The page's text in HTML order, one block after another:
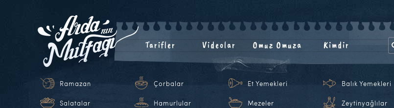
Tarifler Videolar Omuz Omuza Kimdir
Ramazan Çorbalar Et Yemekleri Balık Yemekleri
Salatalar Hamurlular Mezeler Zeytinyağlılar